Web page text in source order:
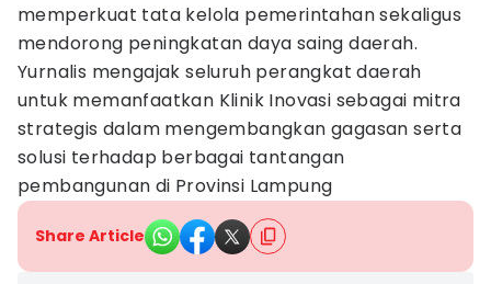
memperkuat tata kelola pemerintahan sekaligus
mendorong peningkatan daya saing daerah.
Yurnalis mengajak seluruh perangkat daerah
untuk memanfaatkan Klinik Inovasi sebagai mitra
strategis dalam mengembangkan gagasan serta
solusi terhadap berbagai tantangan
pembangunan di Provinsi Lampung
Share Article